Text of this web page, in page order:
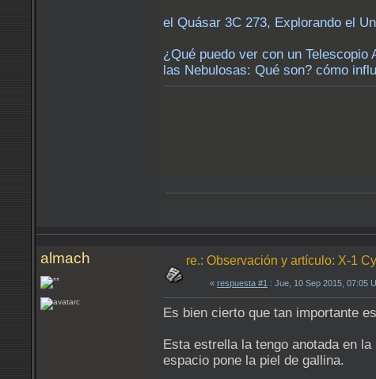
el Quásar 3C 273, Explorando el
¿Qué puedo ver con un Telescopio
las Nebulosas: Qué son? cómo
almach re.: Observación y artículo: X-1
« respuesta #1 : Jue, 10 Sep 2015, 07:05
Es bien cierto que tan importante
Esta estrella la tengo anotada en
espacio pone la piel de gallina.